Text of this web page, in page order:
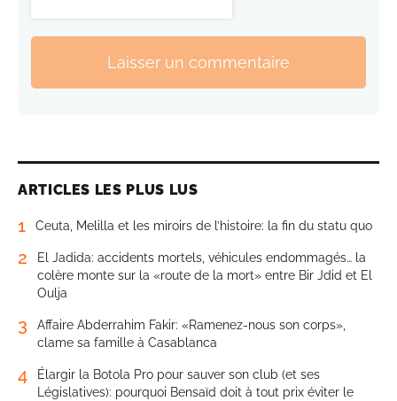
Laisser un commentaire
ARTICLES LES PLUS LUS
1 Ceuta, Melilla et les miroirs de l’histoire: la fin du statu quo
2
El Jadida: accidents mortels, véhicules endommagés… la
colère monte sur la «route de la mort» entre Bir Jdid et El
Oulja
3
Affaire Abderrahim Fakir: «Ramenez-nous son corps»,
clame sa famille à Casablanca
4
Élargir la Botola Pro pour sauver son club (et ses
Législatives): pourquoi Bensaïd doit à tout prix éviter le